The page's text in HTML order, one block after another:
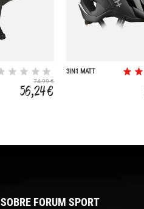
74,99 €
56,24 €
3IN1 MATT
SOBRE FORUM SPORT